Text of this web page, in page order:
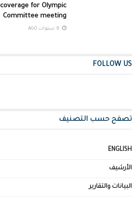
coverage for Olympic
Committee meeting
FOLLOW US
تصفح حسب التصنيف
ENGLISH
الأرشيف
البيانات والتقارير